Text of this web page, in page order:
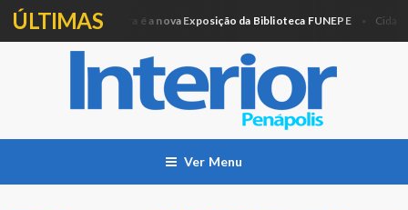
ÚLTIMAS
Artesanato e Pintura é a nova Exposição da Biblioteca FUNEPE Cidade
Ver Menu